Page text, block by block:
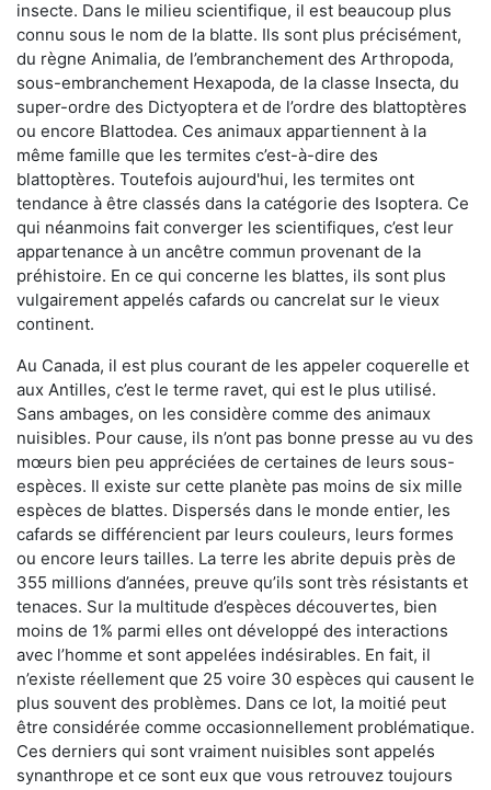
insecte. Dans le milieu scientifique, il est beaucoup plus
connu sous le nom de la blatte. Ils sont plus précisément,
du règne Animalia, de l’embranchement des Arthropoda,
sous-embranchement Hexapoda, de la classe Insecta, du
super-ordre des Dictyoptera et de l’ordre des blattoptères
ou encore Blattodea. Ces animaux appartiennent à la
même famille que les termites c’est-à-dire des
blattoptères. Toutefois aujourd'hui, les termites ont
tendance à être classés dans la catégorie des Isoptera. Ce
qui néanmoins fait converger les scientifiques, c’est leur
appartenance à un ancêtre commun provenant de la
préhistoire. En ce qui concerne les blattes, ils sont plus
vulgairement appelés cafards ou cancrelat sur le vieux
continent.
Au Canada, il est plus courant de les appeler coquerelle et
aux Antilles, c’est le terme ravet, qui est le plus utilisé.
Sans ambages, on les considère comme des animaux
nuisibles. Pour cause, ils n’ont pas bonne presse au vu des
mœurs bien peu appréciées de certaines de leurs sous-
espèces. Il existe sur cette planète pas moins de six mille
espèces de blattes. Dispersés dans le monde entier, les
cafards se différencient par leurs couleurs, leurs formes
ou encore leurs tailles. La terre les abrite depuis près de
355 millions d’années, preuve qu’ils sont très résistants et
tenaces. Sur la multitude d’espèces découvertes, bien
moins de 1% parmi elles ont développé des interactions
avec l’homme et sont appelées indésirables. En fait, il
n’existe réellement que 25 voire 30 espèces qui causent le
plus souvent des problèmes. Dans ce lot, la moitié peut
être considérée comme occasionnellement problématique.
Ces derniers qui sont vraiment nuisibles sont appelés
synanthrope et ce sont eux que vous retrouvez toujours